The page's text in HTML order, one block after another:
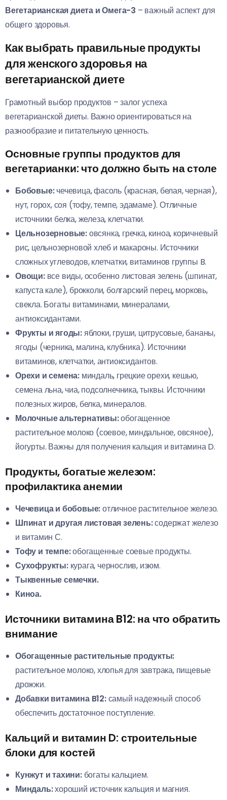
Вегетарианская диета и Омега-3 – важный аспект для
общего здоровья.
Как выбрать правильные продукты
для женского здоровья на
вегетарианской диете
Грамотный выбор продуктов – залог успеха
вегетарианской диеты. Важно ориентироваться на
разнообразие и питательную ценность.
Основные группы продуктов для
вегетарианки: что должно быть на столе
Бобовые:чечевица, фасоль (красная, белая, черная),
нут, горох, соя (тофу, темпе, эдамаме). Отличные
источники белка, железа, клетчатки.
Цельнозерновые:овсянка, гречка, киноа, коричневый
рис, цельнозерновой хлеб и макароны. Источники
сложных углеводов, клетчатки, витаминов группы B.
Овощи:все виды, особенно листовая зелень (шпинат,
капуста кале), брокколи, болгарский перец, морковь,
свекла. Богаты витаминами, минералами,
антиоксидантами.
Фрукты и ягоды:яблоки, груши, цитрусовые, бананы,
ягоды (черника, малина, клубника). Источники
витаминов, клетчатки, антиоксидантов.
Орехи и семена: миндаль, грецкие орехи, кешью,
семена льна, чиа, подсолнечника, тыквы. Источники
полезных жиров, белка, минералов.
Молочные альтернативы:обогащенное
растительное молоко (соевое, миндальное, овсяное),
йогурты. Важны для получения кальция и витамина D.
Продукты, богатые железом:
профилактика анемии
Чечевица и бобовые:отличное растительное железо.
Шпинат и другая листовая зелень:содержат железо
и витамин С.
Тофу и темпе:обогащенные соевые продукты.
Сухофрукты:курага, чернослив, изюм.
Тыквенные семечки.
Киноа.
Источники витамина B12: на что обратить
внимание
Обогащенные растительные продукты:
растительное молоко, хлопья для завтрака, пищевые
дрожжи.
Добавки витамина B12:самый надежный способ
обеспечить достаточное поступление.
Кальций и витамин D: строительные
блоки для костей
Кунжут и тахини:богаты кальцием.
Миндаль:хороший источник кальция и магния.